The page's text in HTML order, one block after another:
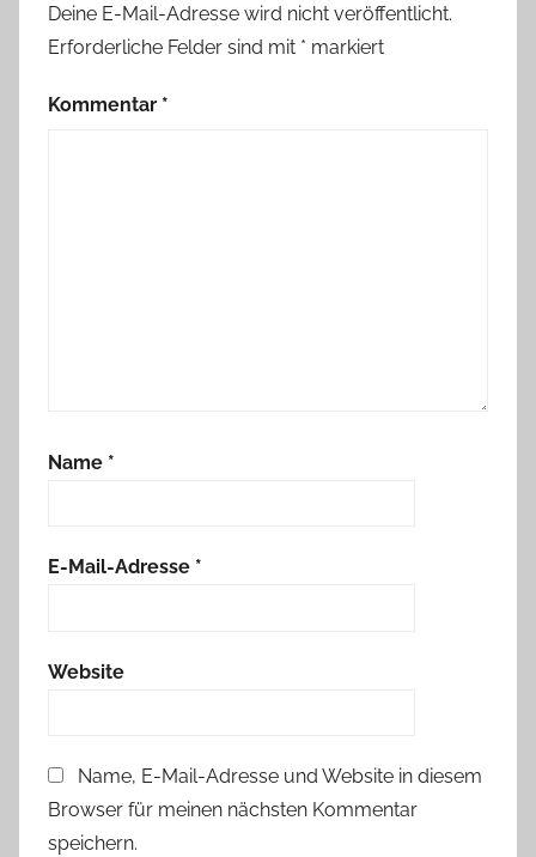
Deine E-Mail-Adresse wird nicht veröffentlicht.
Erforderliche Felder sind mit * markiert
Kommentar *
Name *
E-Mail-Adresse *
Website
Name, E-Mail-Adresse und Website in diesem
Browser für meinen nächsten Kommentar
speichern.